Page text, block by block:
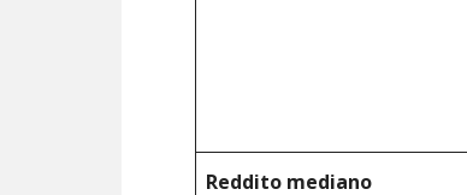
Reddito mediano